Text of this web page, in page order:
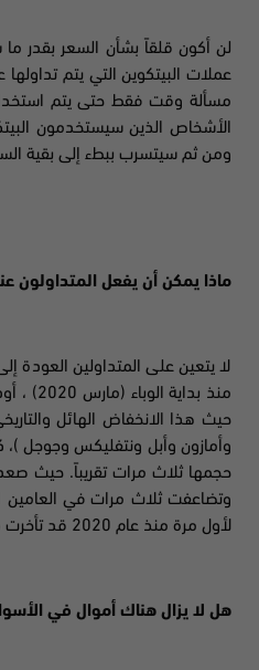
لن أكون قلقاً بشأن السعر بقدر
عملات البيتكوين التي يتم
مسألة وقت فقط حتى يتم
الأشخاص الذين سيستخدمون
ومن ثم سيتسرب ببطء إلى بقية
ماذا يمكن أن يفعل المتداولون
لا يتعين على المتداولين العودة
حيث هذا الانخفاض الهائل
وأمازون وأبل ونتفليكس وجوجل)،
حجمها ثلاث مرات تقريباً. حيث
وتضاعفت ثلاث مرات في العامين
لأول مرة منذ عام 2020 قد تأخرت كثيراً
هل لا يزال هناك أموال في